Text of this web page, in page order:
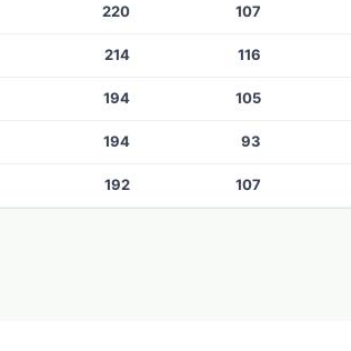
220 107
214 116
194 105
194 93
192 107